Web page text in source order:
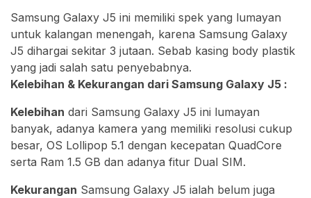
Samsung Galaxy J5 ini memiliki spek yang lumayan
untuk kalangan menengah, karena Samsung Galaxy
J5 dihargai sekitar 3 jutaan. Sebab kasing body plastik
yang jadi salah satu penyebabnya.
Kelebihan & Kekurangan dari Samsung Galaxy J5 :
Kelebihan dari Samsung Galaxy J5 ini lumayan
banyak, adanya kamera yang memiliki resolusi cukup
besar, OS Lollipop 5.1 dengan kecepatan QuadCore
serta Ram 1.5 GB dan adanya fitur Dual SIM.
Kekurangan Samsung Galaxy J5 ialah belum juga